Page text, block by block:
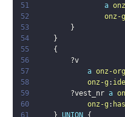
51
a
52
onz-g
53
}
54
}
55
{
56
?v
57
a onz-org
58
onz-g :
59
?vest_nr a
60
onz-g :